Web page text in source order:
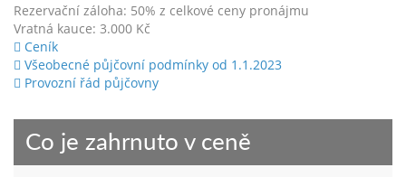
Rezervační záloha: 50% z celkové ceny pronájmu
Vratná kauce: 3.000 Kč
Ceník
Všeobecné půjčovní podmínky od 1.1.2023
Provozní řád půjčovny
Co je zahrnuto v ceně